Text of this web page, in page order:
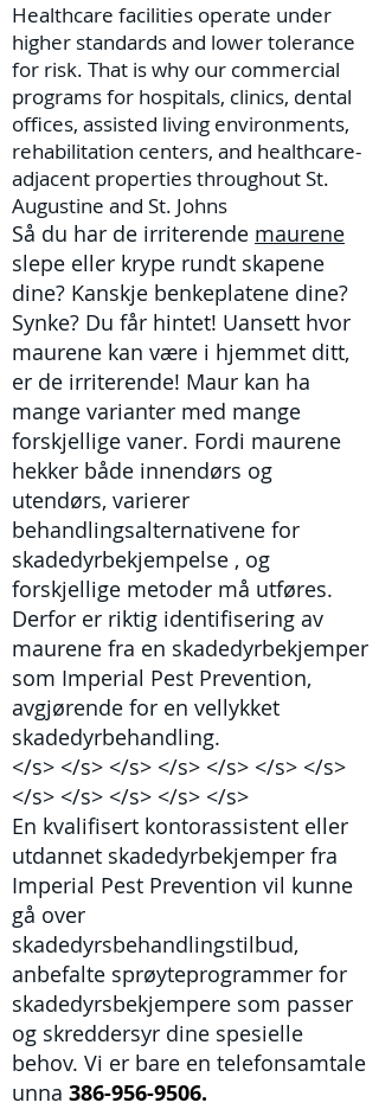
Healthcare facilities operate under
higher standards and lower tolerance
for risk. That is why our commercial
programs for hospitals, clinics, dental
offices, assisted living environments,
rehabilitation centers, and healthcare-
adjacent properties throughout St.
Augustine and St. Johns
Så du har de irriterende maurene
slepe eller krype rundt skapene
dine? Kanskje benkeplatene dine?
Synke? Du får hintet! Uansett hvor
maurene kan være i hjemmet ditt,
er de irriterende! Maur kan ha
mange varianter med mange
forskjellige vaner. Fordi maurene
hekker både innendørs og
utendørs, varierer
behandlingsalternativene for
skadedyrbekjempelse , og
forskjellige metoder må utføres.
Derfor er riktig identifisering av
maurene fra en skadedyrbekjemper
som Imperial Pest Prevention,
avgjørende for en vellykket
skadedyrbehandling.
</s> </s> </s> </s> </s> </s> </s>
</s> </s> </s> </s> </s>
En kvalifisert kontorassistent eller
utdannet skadedyrbekjemper fra
Imperial Pest Prevention vil kunne
gå over
skadedyrsbehandlingstilbud,
anbefalte sprøyteprogrammer for
skadedyrsbekjempere som passer
og skreddersyr dine spesielle
behov. Vi er bare en telefonsamtale
unna 386-956-9506.